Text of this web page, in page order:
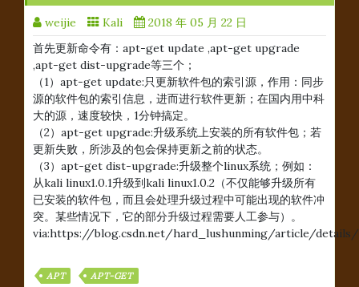
weijie Kali
2018 年 05 月 22 日
首先更新命令有：apt-get update ,apt-get upgrade
,apt-get dist-upgrade等三个；
（1）apt-get update:只更新软件包的索引源，作用：同步
源的软件包的索引信息，进而进行软件更新；在国内用中科
大的源，速度较快，1分钟搞定。
（2）apt-get upgrade:升级系统上安装的所有软件包；若
更新失败，所涉及的包会保持更新之前的状态。
（3）apt-get dist-upgrade:升级整个linux系统；例如：
从kali linux1.0.1升级到kali linux1.0.2（不仅能够升级所有
已安装的软件包，而且会处理升级过程中可能出现的软件冲
突。某些情况下，它的部分升级过程需要人工参与）。
via:https://blog.csdn.net/hard_lushunming/article/details/
APT APT-GET